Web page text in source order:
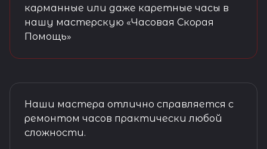
карманные или даже каретные часы в
нашу мастерскую «Часовая Скорая
Помощь»
Наши мастера отлично справляется с
ремонтом часов практически любой
сложности.